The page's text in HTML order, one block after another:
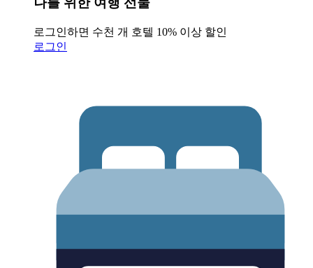
로그인하면 수천 개 호텔 10% 이상 할인
로그인